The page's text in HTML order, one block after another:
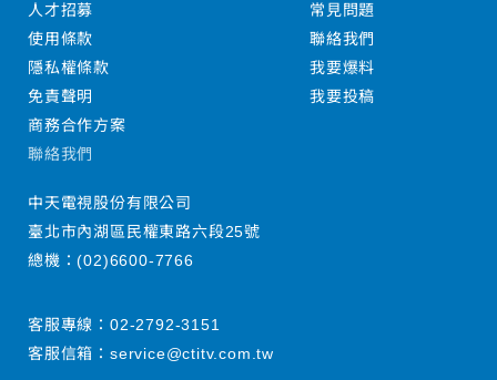
人才招募
使用條款
隱私權條款
免責聲明
商務合作方案
常見問題
聯絡我們
我要爆料
我要投稿
聯絡我們
中天電視股份有限公司
臺北市內湖區民權東路六段25號
總機：(02)6600-7766
客服專線： 02-2792-3151
客服信箱： service@ctitv.com.tw